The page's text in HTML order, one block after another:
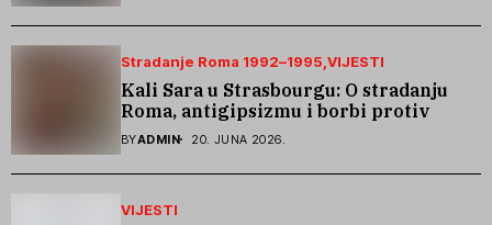
Stradanje Roma 1992–1995 VIJESTI
Kali Sara u Strasbourgu: O stradanju
Roma, antigipsizmu i borbi protiv
govora mržnje
BYADMIN 20. JUNA 2026.
VIJESTI